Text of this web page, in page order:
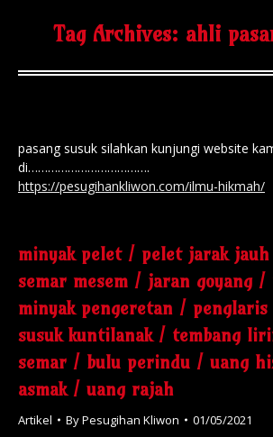
Tag Archives: ahli
pasang susuk silahkan kunjungi website
di……………………………….
https://pesugihankliwon.com/ilmu-hikmah/
minyak pelet / pelet jarak
semar mesem / jaran goyang
minyak pengeretan / penglaris
susuk kuntilanak / tembang
semar / bulu perindu / uang
asmak / uang rajah
Artikel ByPesugihan Kliwon 01/05/2021